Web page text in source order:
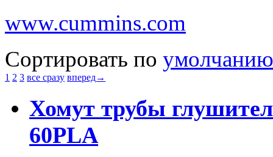
www.cummins.com
Сортировать по умолчанию
1 2 3 все сразу вперед→
Хомут трубы
60PLA